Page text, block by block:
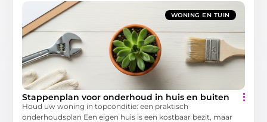
WONING EN TUIN
Stappenplan voor onderhoud in huis en buiten
Houd uw woning in topconditie: een praktisch
onderhoudsplan Een eigen huis is een kostbaar bezit, maar